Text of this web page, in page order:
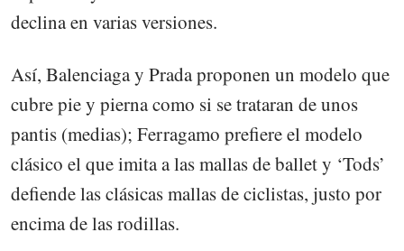
declina en varias versiones.
Así, Balenciaga y Prada proponen un modelo que
cubre pie y pierna como si se trataran de unos
pantis (medias); Ferragamo prefiere el modelo
clásico el que imita a las mallas de ballet y ‘Tods’
defiende las clásicas mallas de ciclistas, justo por
encima de las rodillas.